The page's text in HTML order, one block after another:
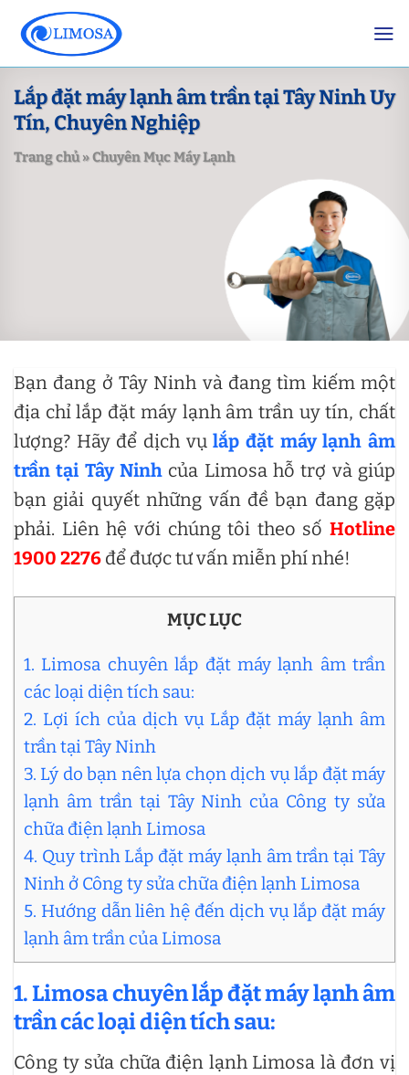
content
Lắp đặt máy lạnh âm trần tại Tây Ninh Uy
Tín, Chuyên Nghiệp
Trang chủ»Chuyên Mục Máy Lạnh
Bạn đang ở Tây Ninh và đang tìm kiếm một
địa chỉ lắp đặt máy lạnh âm trần uy tín, chất
lượng? Hãy để dịch vụlắp đặt máy lạnh âm
trần tại Tây Ninh của Limosa hỗ trợ và giúp
bạn giải quyết những vấn đề bạn đang gặp
phải. Liên hệ với chúng tôi theo số Hotline
1900 2276 để được tư vấn miễn phí nhé!
MỤC LỤC
1. Limosa chuyên lắp đặt máy lạnh âm trần
các loại diện tích sau:
2. Lợi ích của dịch vụ Lắp đặt máy lạnh âm
trần tại Tây Ninh
3. Lý do bạn nên lựa chọn dịch vụ lắp đặt máy
lạnh âm trần tại Tây Ninh của Công ty sửa
chữa điện lạnh Limosa
4. Quy trình Lắp đặt máy lạnh âm trần tại Tây
Ninh ở Công ty sửa chữa điện lạnh Limosa
5. Hướng dẫn liên hệ đến dịch vụ lắp đặt máy
lạnh âm trần của Limosa
1. Limosa chuyên lắp đặt máy lạnh âm
trần các loại diện tích sau:
Công ty sửa chữa điện lạnh Limosa là đơn vị